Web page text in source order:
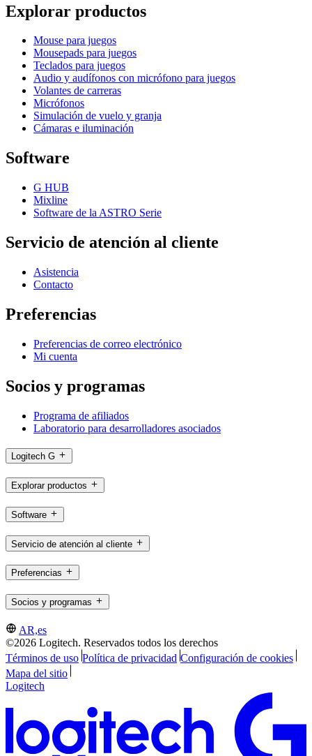
Explorar productos
Mouse para juegos
Mousepads para juegos
Teclados para juegos
Audio y audífonos con micrófono para juegos
Volantes de carreras
Micrófonos
Simulación de vuelo y granja
Cámaras e iluminación
Software
G HUB
Mixline
Software de la ASTRO Serie
Servicio de atención al cliente
Asistencia
Contacto
Preferencias
Preferencias de correo electrónico
Mi cuenta
Socios y programas
Programa de afiliados
Laboratorio para desarrolladores asociados
Logitech G
Explorar productos
Software
Servicio de atención al cliente
Preferencias
Socios y programas
AR,es
©2026 Logitech. Reservados todos los derechos
Términos de uso Política de privacidad Configuración de cookies
Mapa del sitio
Logitech